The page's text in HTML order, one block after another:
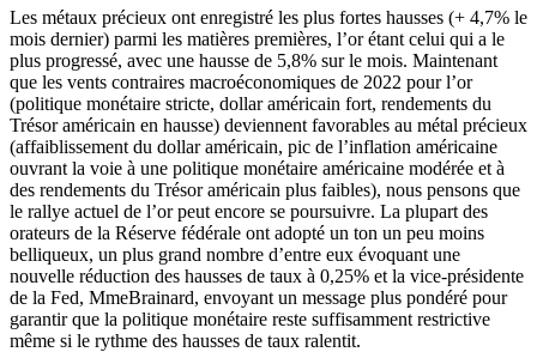
Les métaux précieux ont enregistré les plus fortes hausses (+ 4,7% le
mois dernier) parmi les matières premières, l’or étant celui qui a le
plus progressé, avec une hausse de 5,8% sur le mois. Maintenant
que les vents contraires macroéconomiques de 2022 pour l’or
(politique monétaire stricte, dollar américain fort, rendements du
Trésor américain en hausse) deviennent favorables au métal précieux
(affaiblissement du dollar américain, pic de l’inflation américaine
ouvrant la voie à une politique monétaire américaine modérée et à
des rendements du Trésor américain plus faibles), nous pensons que
le rallye actuel de l’or peut encore se poursuivre. La plupart des
orateurs de la Réserve fédérale ont adopté un ton un peu moins
belliqueux, un plus grand nombre d’entre eux évoquant une
nouvelle réduction des hausses de taux à 0,25% et la vice-présidente
de la Fed, MmeBrainard, envoyant un message plus pondéré pour
garantir que la politique monétaire reste suffisamment restrictive
même si le rythme des hausses de taux ralentit.